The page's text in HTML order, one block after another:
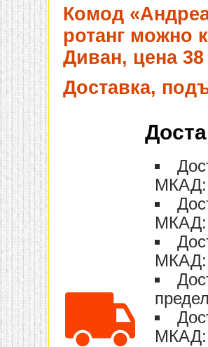
Комод
ротанг можно
Диван, цена
Доставка,
МКАД:
МКАД:
МКАД:
МКАД: